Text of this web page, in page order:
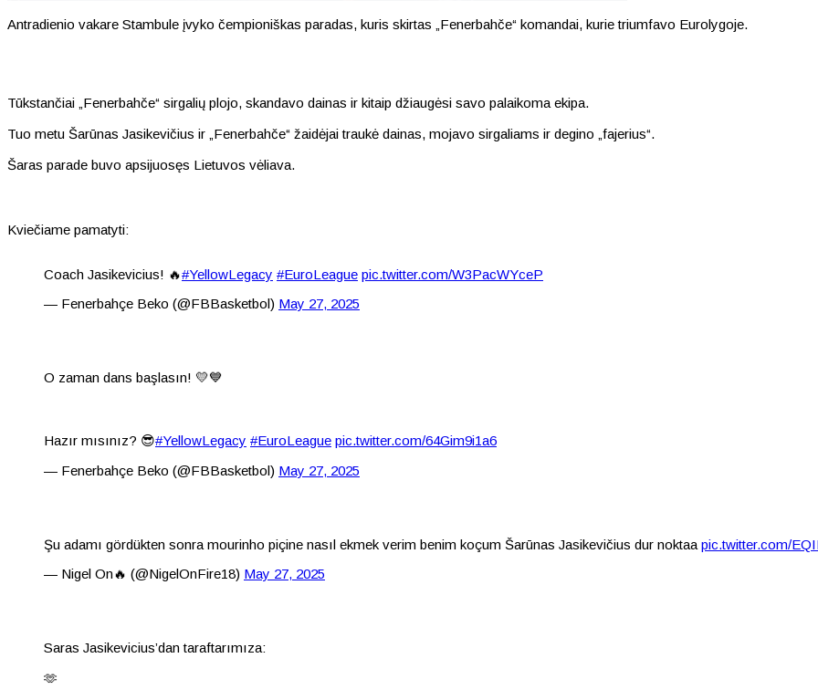
Antradienio vakare Stambule įvyko čempioniškas paradas, kuris skirtas „Fenerbahče“ komandai, kurie triumfavo Eurolygoje.
Tūkstančiai „Fenerbahče“ sirgalių plojo, skandavo dainas ir kitaip džiaugėsi savo palaikoma ekipa.
Tuo metu Šarūnas Jasikevičius ir „Fenerbahče“ žaidėjai traukė dainas, mojavo sirgaliams ir degino „fajerius“.
Šaras parade buvo apsijuosęs Lietuvos vėliava.
Kviečiame pamatyti:
Coach Jasikevicius! 🔥#YellowLegacy #EuroLeague pic.twitter.com/W3PacWYceP
— Fenerbahçe Beko (@FBBasketbol) May 27, 2025
O zaman dans başlasın! 💛💙
Hazır mısınız? 😎#YellowLegacy #EuroLeague pic.twitter.com/64Gim9i1a6
— Fenerbahçe Beko (@FBBasketbol) May 27, 2025
Şu adamı gördükten sonra mourinho piçine nasıl ekmek verim benim koçum Šarūnas Jasikevičius dur noktaa pic.twitter.com/
— Nigel On🔥 (@NigelOnFire18) May 27, 2025
Saras Jasikevicius’dan taraftarımıza:
🫶